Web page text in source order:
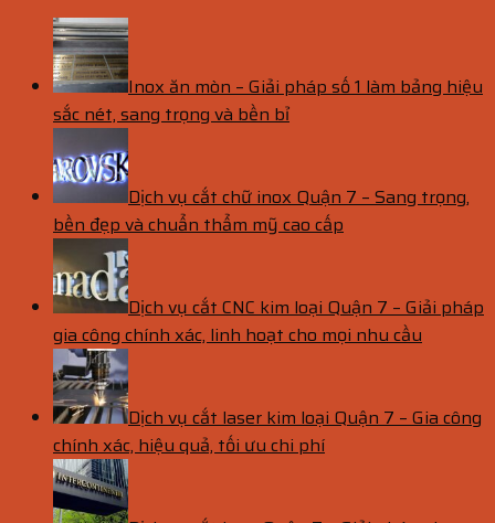
Inox ăn mòn – Giải pháp số 1 làm bảng hiệu
sắc nét, sang trọng và bền bỉ
Dịch vụ cắt chữ inox Quận 7 – Sang trọng,
bền đẹp và chuẩn thẩm mỹ cao cấp
Dịch vụ cắt CNC kim loại Quận 7 – Giải pháp
gia công chính xác, linh hoạt cho mọi nhu cầu
Dịch vụ cắt laser kim loại Quận 7 – Gia công
chính xác, hiệu quả, tối ưu chi phí